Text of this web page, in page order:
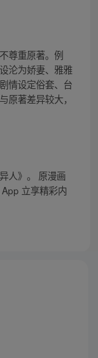
尊重原著。例
沦为娇妻、雅雅
情设定俗套、台
原著差异较大，
人》。 原漫画
立享精彩内